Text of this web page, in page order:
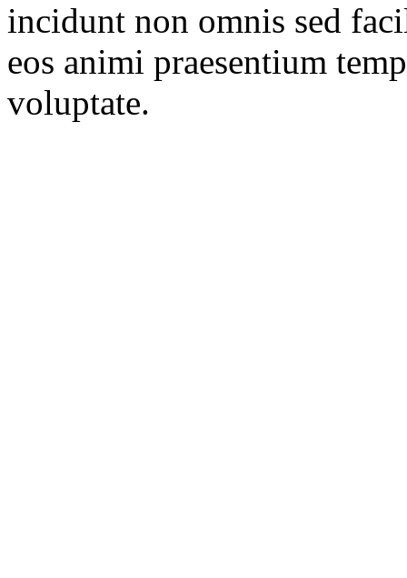
incidunt non omnis sed
eos animi praesentium
voluptate.